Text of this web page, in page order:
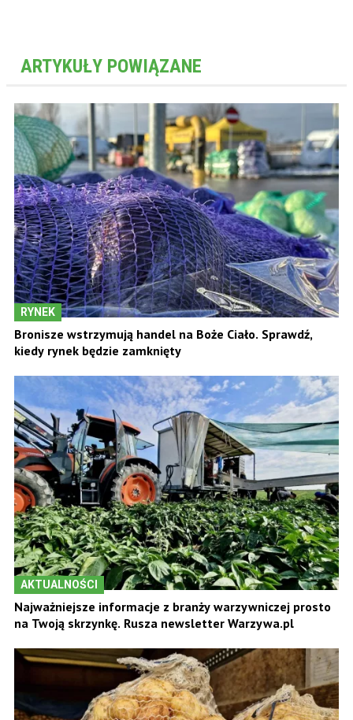
ARTYKUŁY POWIĄZANE
RYNEK
Bronisze wstrzymują handel na Boże Ciało. Sprawdź,
kiedy rynek będzie zamknięty
AKTUALNOŚCI
Najważniejsze informacje z branży warzywniczej prosto
na Twoją skrzynkę. Rusza newsletter Warzywa.pl